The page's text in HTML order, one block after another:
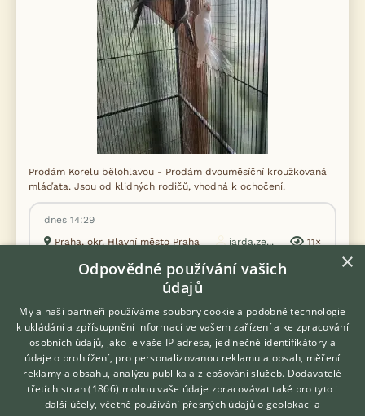
Prodám Korelu bělohlavou - Prodám dvouměsíční kroužkovaná
mláďata. Jsou od klidných rodičů, vhodná k ochočení.
dnes 14:29
Praha, okr. Hlavní město Praha
jarda.ze... 11×
Zobrazit více inzerátů (1779)
KONTAKT DO REDAKCE WEBU
Hledáte zvířecího kamaráda?
Zdarma vám poradí
×
Odpovědné používání vašich
údajů
My a naši partneři používáme soubory cookie a podobné technologie
k ukládání a zpřístupnění informací ve vašem zařízení a ke zpracování
osobních údajů, jako je vaše IP adresa, jedinečné identifikátory a
údaje o prohlížení, pro personalizovanou reklamu a obsah, měření
reklamy a obsahu, analýzu publika a zlepšování služeb. Dodavatelé
třetích stran (1866) mohou vaše údaje zpracovávat také pro tyto i
další účely, včetně používání přesných údajů o geolokaci a